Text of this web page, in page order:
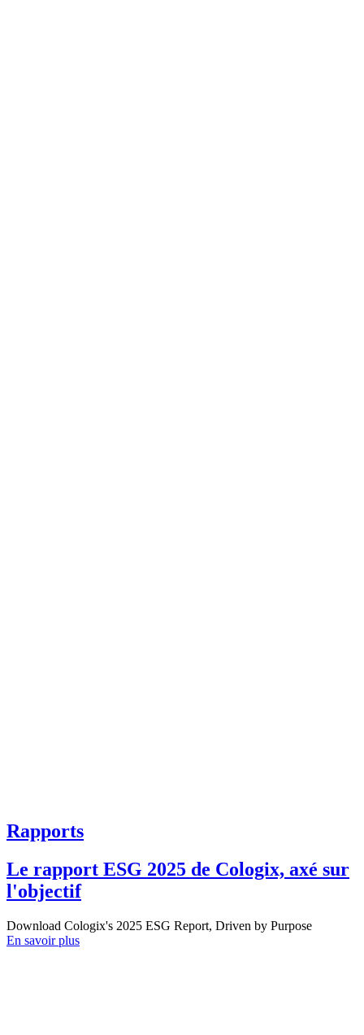
Rapports
Le rapport ESG 2025 de Cologix, axé sur
l'objectif
Download Cologix's 2025 ESG Report, Driven by Purpose
En savoir plus